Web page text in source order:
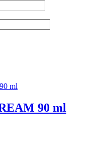
90 ml